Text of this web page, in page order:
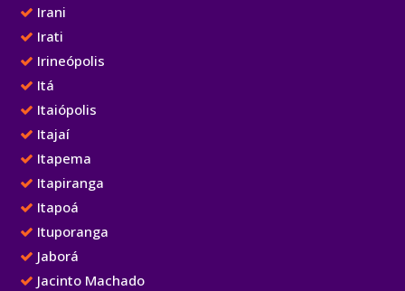
Irani
Irati
Irineópolis
Itá
Itaiópolis
Itajaí
Itapema
Itapiranga
Itapoá
Ituporanga
Jaborá
Jacinto Machado